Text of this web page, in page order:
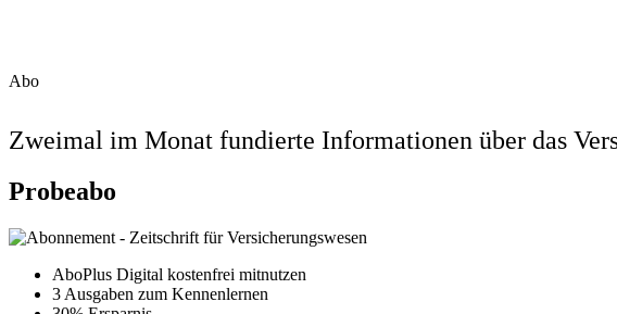
Abo
Zweimal im Monat fundierte Informationen über das
Probeabo
AboPlus Digital kostenfrei mitnutzen
3 Ausgaben zum Kennenlernen